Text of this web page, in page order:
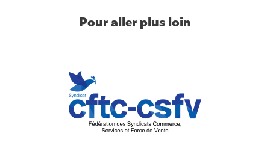
Pour aller plus loin